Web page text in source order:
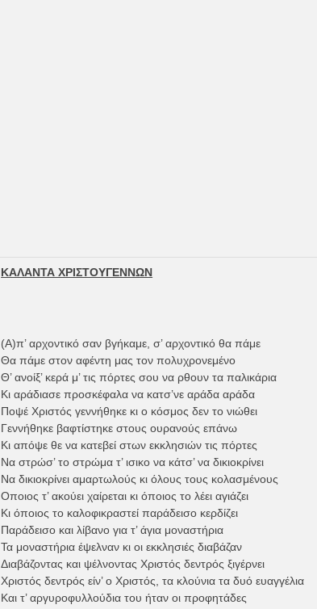
ΚΑΛΑΝΤΑ ΧΡΙΣΤΟΥΓΕΝΝΩΝ
(Α)π’ αρχοντικό σαν βγήκαμε, σ’ αρχοντικό θα πάμε
Θα πάμε στον αφέντη μας τον πολυχρονεμένο
Θ’ ανοίξ’ κερά μ’ τις πόρτες σου να ρθουν τα παλικάρια
Κι αράδιασε προσκέφαλα να κατσ’νε αράδα αράδα
Ποψέ Χριστός γεννήθηκε κι ο κόσμος δεν το νιώθει
Γεννήθηκε βαφτίστηκε στους ουρανούς επάνω
Κι απόψε θε να κατεβεί στων εκκλησιών τις πόρτες
Να στρώσ’ το στρώμα τ’ ισικο να κάτσ’ να δικιοκρίνει
Να δικιοκρίνει αμαρτωλούς κι όλους τους κολασμένους
Οποιος τ’ ακούει χαίρεται κι όποιος το λέει αγιάζει
Κι όποιος το καλοφικραστεί παράδεισο κερδίζει
Παράδεισο και λίβανο για τ’ άγια μοναστήρια
Τα μοναστήρια έψελναν κι οι εκκλησιές διαβάζαν
Διαβάζοντας και ψέλνοντας Χριστός δεντρός ξιγέρνει
Χριστός δεντρός είν’ ο Χριστός, τα κλούνια τα δυό ευαγγέλια
Και τ’ αργυροφυλλούδια του ήταν οι προφητάδες